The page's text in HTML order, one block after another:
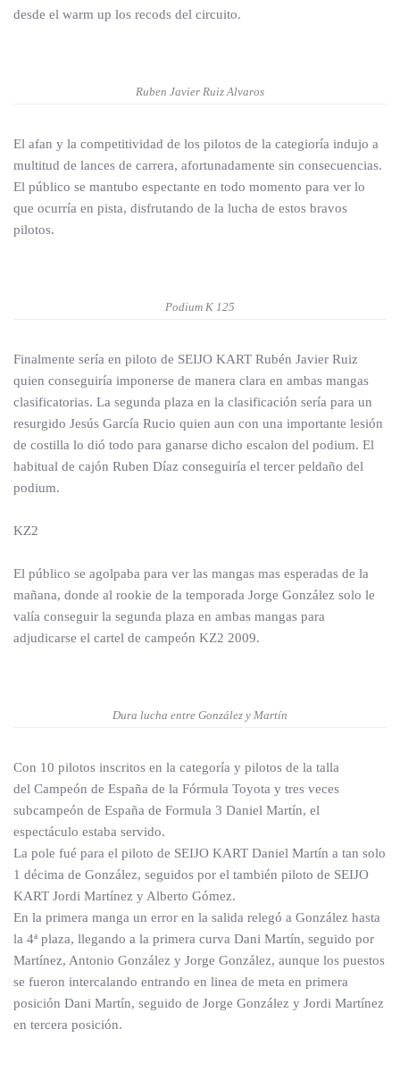
desde el warm up los recods del circuito.
Ruben Javier Ruiz Alvaros
El afan y la competitividad de los pilotos de la categioría indujo a
multitud de lances de carrera, afortunadamente sin consecuencias.
El público se mantubo espectante en todo momento para ver lo
que ocurría en pista, disfrutando de la lucha de estos bravos
pilotos.
Podium K 125
Finalmente sería en piloto de SEIJO KART Rubén Javier Ruiz
quien conseguiría imponerse de manera clara en ambas mangas
clasificatorias. La segunda plaza en la clasificación sería para un
resurgido Jesús García Rucio quien aun con una importante lesión
de costilla lo dió todo para ganarse dicho escalon del podium. El
habitual de cajón Ruben Díaz conseguiría el tercer peldaño del
podium.
KZ2
El público se agolpaba para ver las mangas mas esperadas de la
mañana, donde al rookie de la temporada Jorge González solo le
valía conseguir la segunda plaza en ambas mangas para
adjudicarse el cartel de campeón KZ2 2009.
Dura lucha entre González y Martín
Con 10 pilotos inscritos en la categoría y pilotos de la talla
del Campeón de España de la Fórmula Toyota y tres veces
subcampeón de España de Formula 3 Daniel Martín, el
espectáculo estaba servido.
La pole fué para el piloto de SEIJO KART Daniel Martín a tan solo
1 décima de González, seguidos por el también piloto de SEIJO
KART Jordi Martínez y Alberto Gómez.
En la primera manga un error en la salida relegó a González hasta
la 4ª plaza, llegando a la primera curva Dani Martín, seguido por
Martínez, Antonio González y Jorge González, aunque los puestos
se fueron intercalando entrando en linea de meta en primera
posición Dani Martín, seguido de Jorge González y Jordi Martínez
en tercera posición.